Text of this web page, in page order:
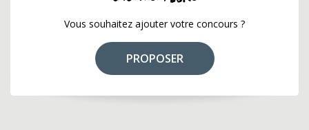
Vous souhaitez ajouter votre concours ?
PROPOSER